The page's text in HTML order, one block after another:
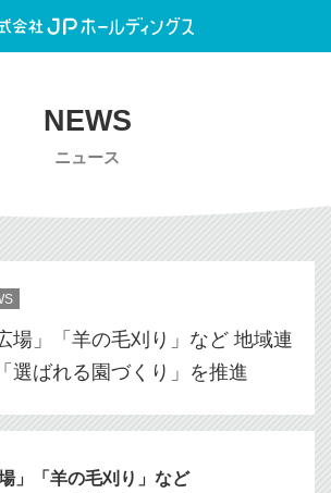
NEWS
ニュース
場」「羊の毛刈り」など 地域連
選ばれる園づくり」を推進
」「羊の毛刈り」など